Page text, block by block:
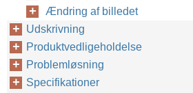
Ændring af billedet
Udskrivning
Produktvedligeholdelse
Problemløsning
Specifikationer